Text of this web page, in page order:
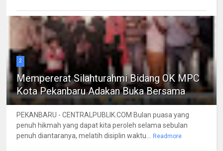
2
Mempererat Silahturahmi Bidang OK MPC
Kota Pekanbaru Adakan Buka Bersama
PEKANBARU - CENTRALPUBLIK.COM Bulan puasa yang
penuh hikmah yang dapat kita peroleh selama sebulan
penuh diantaranya, melatih disiplin waktu...
Readmore